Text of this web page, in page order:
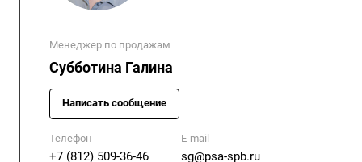
Менеджер по продажам
Субботина Галина
Написать сообщение
Телефон
+7 (812) 509-36-46
E-mail
sg@psa-spb.ru